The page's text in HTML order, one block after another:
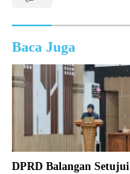
Baca Juga
DPRD Balangan Setujui